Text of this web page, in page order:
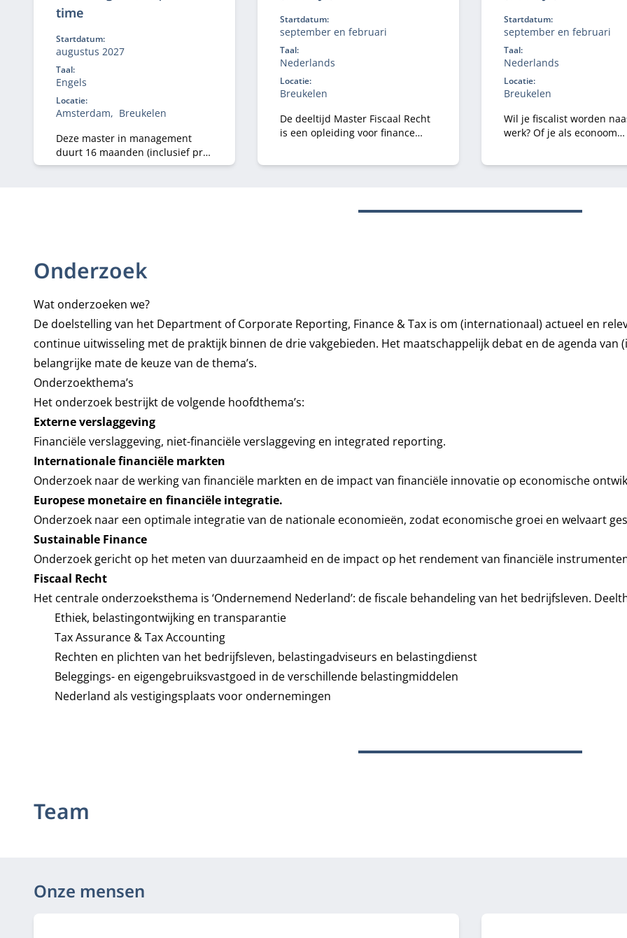
time
Startdatum:
augustus 2027
Taal:
Engels
Locatie:
Amsterdam
Breukelen
Deze master in management
duurt 16 maanden (inclusief pre-
master), heeft 3 specialisaties en
Startdatum:
september en februari
Taal:
Nederlands
Locatie:
Breukelen
De deeltijd Master Fiscaal Recht
is een opleiding voor finance
Startdatum:
september en februari
Taal:
Nederlands
Locatie:
Breukelen
Wil je fiscalist worden
werk? Of je als econoom
Onderzoek
Wat onderzoeken we?
De doelstelling van het Department of Corporate Reporting, Finance & Tax is om (internationaal) actueel en
continue uitwisseling met de praktijk binnen de drie vakgebieden. Het maatschappelijk debat en de agenda van
belangrijke mate de keuze van de thema’s.
Onderzoekthema’s
Het onderzoek bestrijkt de volgende hoofdthema’s:
Externe verslaggeving
Financiële verslaggeving, niet-financiële verslaggeving en integrated reporting.
Internationale financiële markten
Onderzoek naar de werking van financiële markten en de impact van financiële innovatie op economische
Europese monetaire en financiële integratie.
Onderzoek naar een optimale integratie van de nationale economieën, zodat economische groei en welvaart
Sustainable Finance
Onderzoek gericht op het meten van duurzaamheid en de impact op het rendement van financiële
Fiscaal Recht
Het centrale onderzoeksthema is ‘Ondernemend Nederland’: de fiscale behandeling van het bedrijfsleven.
Ethiek, belastingontwijking en transparantie
Tax Assurance & Tax Accounting
Rechten en plichten van het bedrijfsleven, belastingadviseurs en belastingdienst
Beleggings- en eigengebruiksvastgoed in de verschillende belastingmiddelen
Nederland als vestigingsplaats voor ondernemingen
Team
Onze mensen